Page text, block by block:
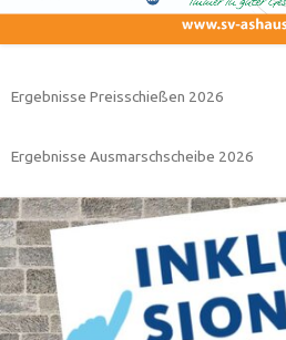
Ergebnisse Preisschießen 2026
Ergebnisse Ausmarschscheibe 2026